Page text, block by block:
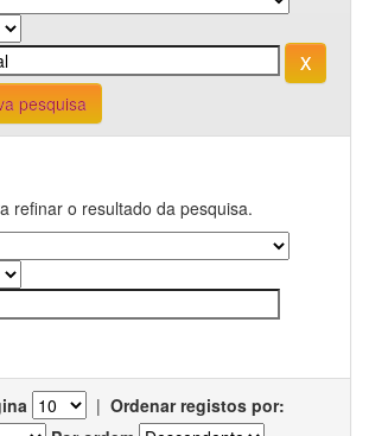
pesquisa
refinar o resultado da pesquisa.
| Ordenar registos por: